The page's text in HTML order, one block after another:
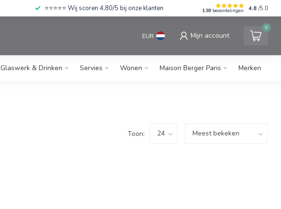
⭐⭐⭐⭐⭐ Wij scoren 4,80/5 bij onze klanten 138 beoordelingen 4.8 /5.0
EUR Mijn account
0
Glaswerk & Drinken Servies Wonen Maison Berger Paris Merken
Toon: